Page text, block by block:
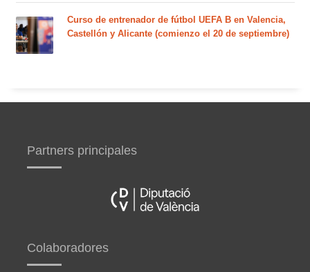
Curso de entrenador de fútbol UEFA B en Valencia,
Castellón y Alicante (comienzo el 20 de septiembre)
Partners principales
Colaboradores